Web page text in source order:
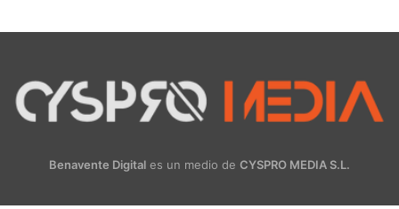
Benavente Digital es un medio de CYSPRO MEDIA S.L.